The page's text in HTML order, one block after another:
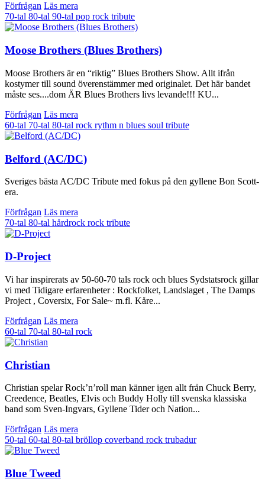
Förfrågan Läs mera
70-tal 80-tal 90-tal pop rock tribute
Moose Brothers (Blues Brothers)
Moose Brothers är en “riktig” Blues Brothers Show. Allt ifrån
kostymer till sound överenstämmer med originalet. Det här bandet
måste ses....dom ÄR Blues Brothers livs levande!!! KU...
Förfrågan Läs mera
60-tal 70-tal 80-tal rock rythm n blues soul tribute
Belford (AC/DC)
Sveriges bästa AC/DC Tribute med fokus på den gyllene Bon Scott-
era.
Förfrågan Läs mera
70-tal 80-tal hårdrock rock tribute
D-Project
Vi har inspirerats av 50-60-70 tals rock och blues Sydstatsrock gillar
vi med Tidigare erfarenheter : Rockfolket, Landslaget , The Damps
Project , Coversix, For Sale~ m.fl. Kåre...
Förfrågan Läs mera
60-tal 70-tal 80-tal rock
Christian
Christian spelar Rock’n’roll man känner igen allt från Chuck Berry,
Creedence, Beatles, Elvis och Buddy Holly till svenska klassiska
band som Sven-Ingvars, Gyllene Tider och Nation...
Förfrågan Läs mera
50-tal 60-tal 80-tal bröllop coverband rock trubadur
Blue Tweed